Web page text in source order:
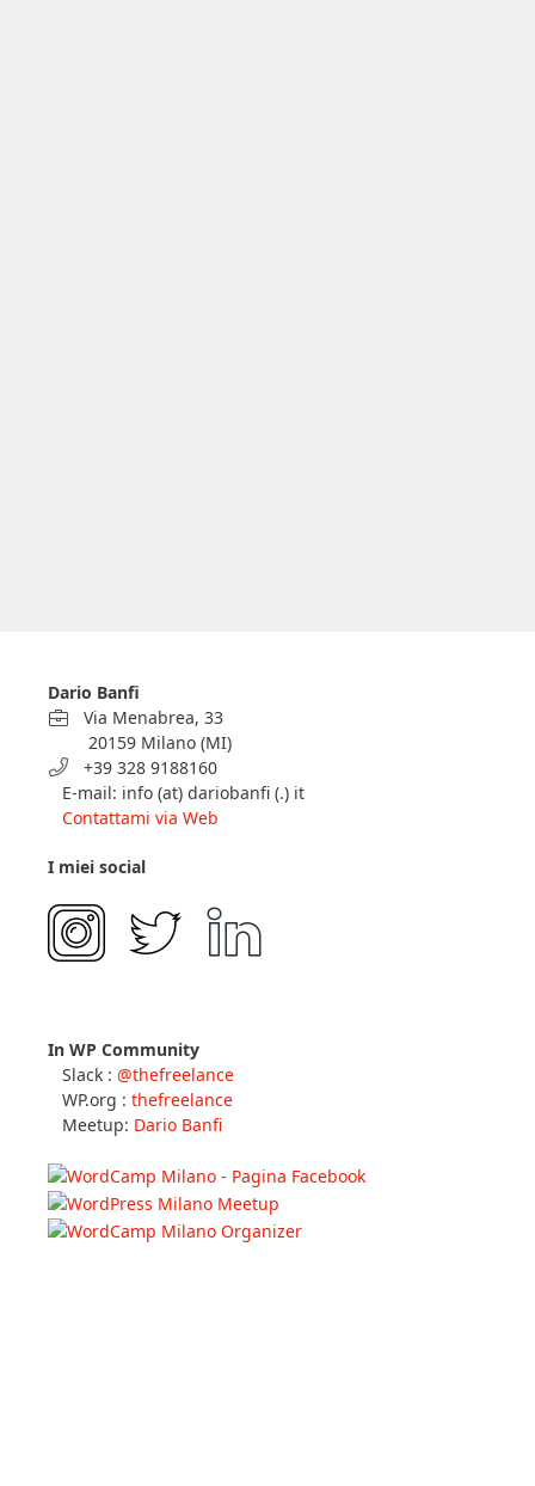
Dario Banfi
Via Menabrea, 33
20159 Milano (MI)
+39 328 9188160
E-mail: info (at) dariobanfi (.) it
Contattami via Web
I miei social
In WP Community
Slack : @thefreelance
WP.org : thefreelance
Meetup: Dario Banfi